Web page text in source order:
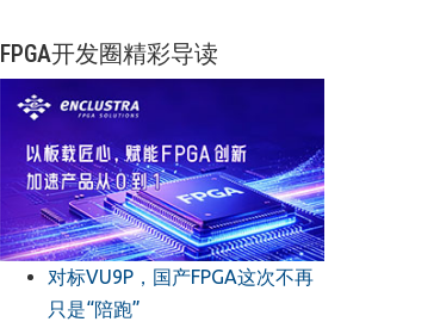
FPGA开发圈精彩导读
对标VU9P，国产FPGA这次不再
只是“陪跑”